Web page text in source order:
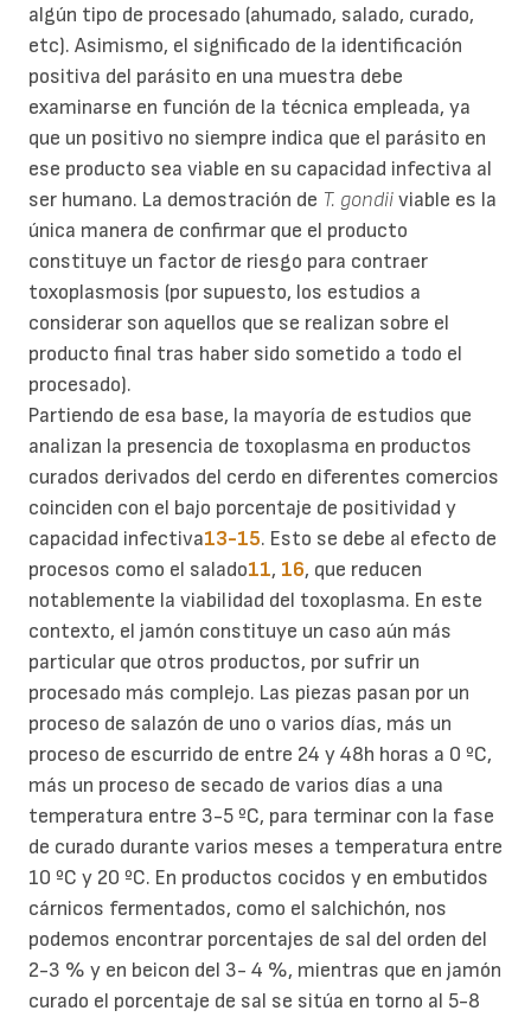
algún tipo de procesado (ahumado, salado, curado,
etc). Asimismo, el significado de la identificación
positiva del parásito en una muestra debe
examinarse en función de la técnica empleada, ya
que un positivo no siempre indica que el parásito en
ese producto sea viable en su capacidad infectiva al
ser humano. La demostración de T. gondiiviable es la
única manera de confirmar que el producto
constituye un factor de riesgo para contraer
toxoplasmosis (por supuesto, los estudios a
considerar son aquellos que se realizan sobre el
producto final tras haber sido sometido a todo el
procesado).
Partiendo de esa base, la mayoría de estudios que
analizan la presencia de toxoplasma en productos
curados derivados del cerdo en diferentes comercios
coinciden con el bajo porcentaje de positividad y
capacidad infectiva13-15. Esto se debe al efecto de
procesos como el salado11, 16, que reducen
notablemente la viabilidad del toxoplasma. En este
contexto, el jamón constituye un caso aún más
particular que otros productos, por sufrir un
procesado más complejo. Las piezas pasan por un
proceso de salazón de uno o varios días, más un
proceso de escurrido de entre 24 y 48h horas a 0 ºC,
más un proceso de secado de varios días a una
temperatura entre 3-5 ºC, para terminar con la fase
de curado durante varios meses a temperatura entre
10 ºC y 20 ºC. En productos cocidos y en embutidos
cárnicos fermentados, como el salchichón, nos
podemos encontrar porcentajes de sal del orden del
2-3 % y en beicon del 3- 4 %, mientras que en jamón
curado el porcentaje de sal se sitúa en torno al 5-8